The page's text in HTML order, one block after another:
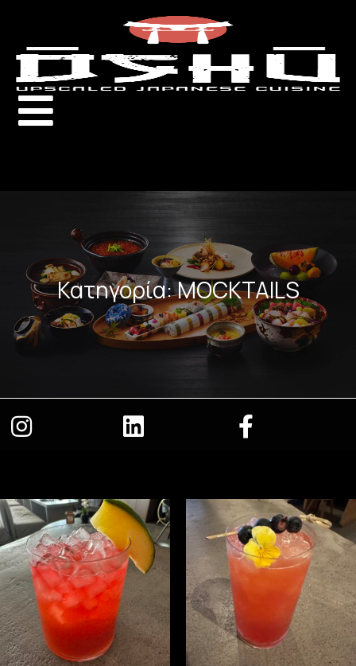
Κατηγορία: MOCKTAILS